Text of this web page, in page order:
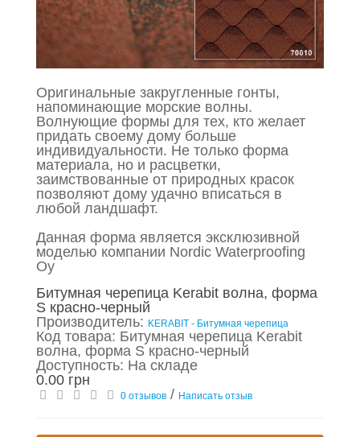
Оригинальные закругленные гонты,
напоминающие морские волны.
Волнующие формы для тех, кто желает
придать своему дому больше
индивидуальности. Не только форма
материала, но и расцветки,
заимствованные от природных красок
позволяют дому удачно вписаться в
любой ландшафт.
Данная форма является эксклюзивной
моделью компании Nordic Waterproofing
Oy
Битумная черепица Kerabit волна, форма
S красно-черный
Производитель: KERABIT - Битумная черепица
Код товара: Битумная черепица Kerabit
волна, форма S красно-черный
Доступность: На складе
0.00 грн
0 отзывов / Написать отзыв